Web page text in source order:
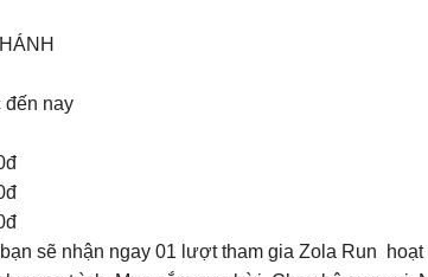
nay
sẽ nhận ngay 01 lượt tham gia Zola Run